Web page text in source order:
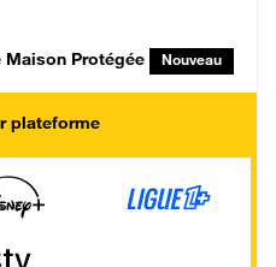
Maison Protégée Nouveau
plateforme